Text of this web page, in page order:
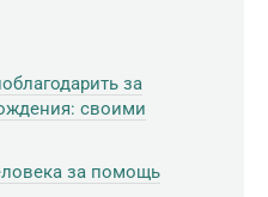
за
своими
за помощь